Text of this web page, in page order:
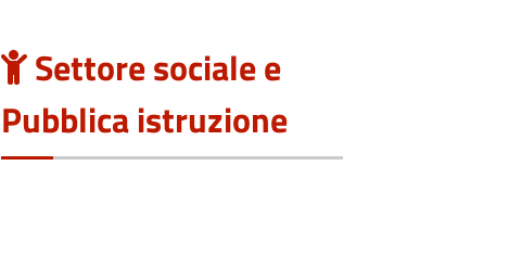
Settore sociale e
Pubblica istruzione